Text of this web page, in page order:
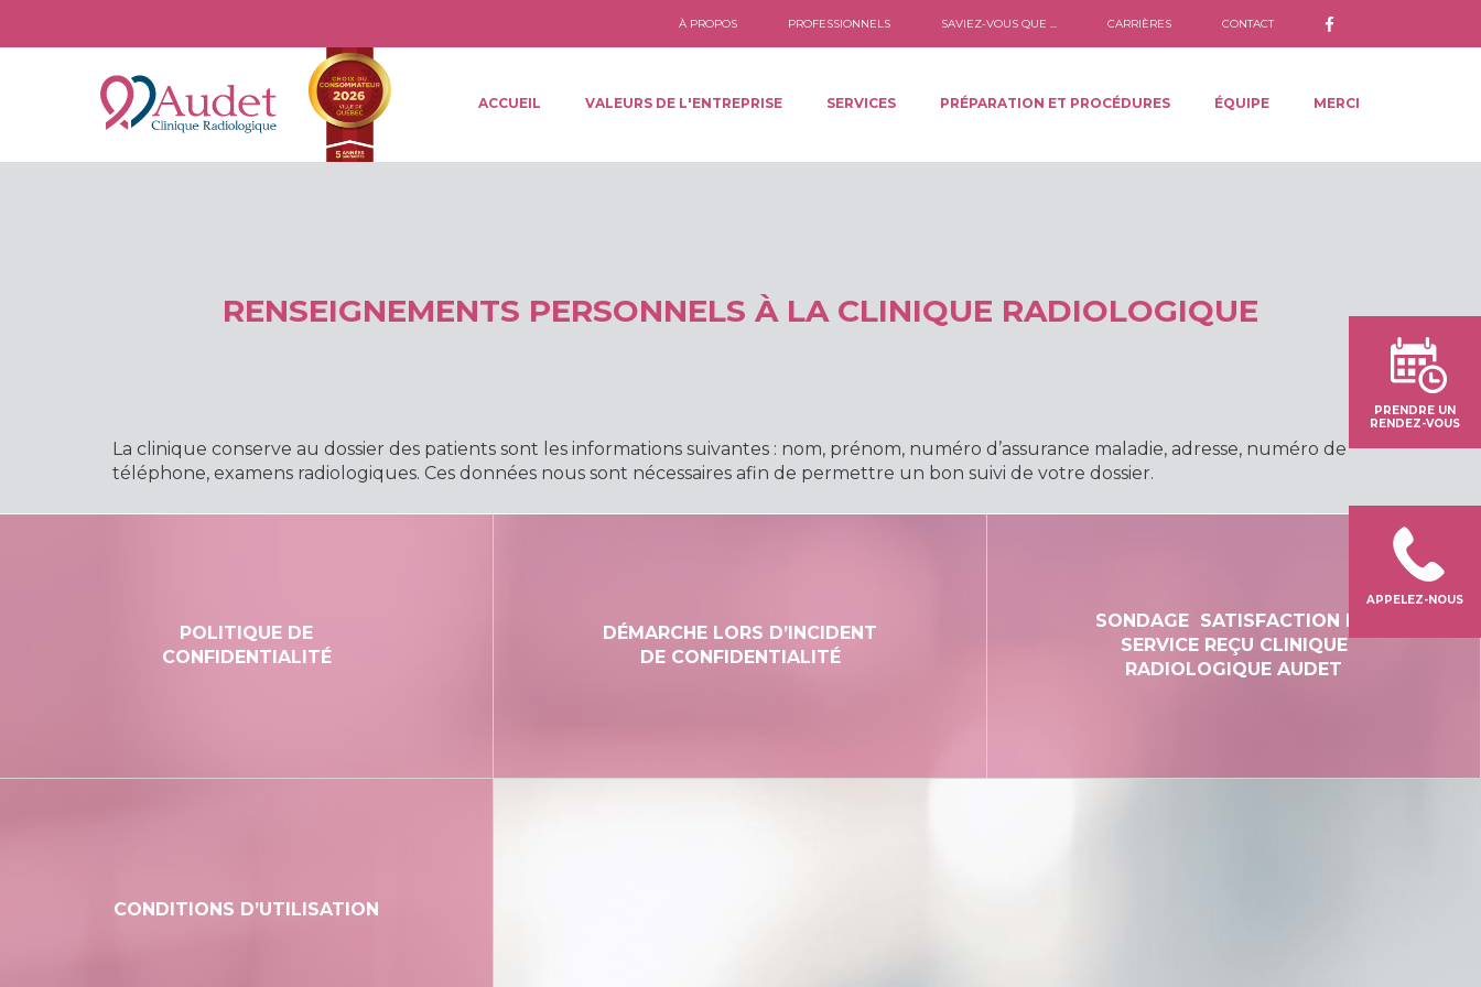
PRENDRE UN
RENDEZ-VOUS
APPELEZ-NOUS
À PROPOS PROFESSIONNELS SAVIEZ-VOUS QUE ... CARRIÈRES CONTACT
ACCUEIL VALEURS DE L'ENTREPRISE SERVICES PRÉPARATION ET PROCÉDURES ÉQUIPE MERCI
RENSEIGNEMENTS PERSONNELS À LA CLINIQUE RADIOLOGIQUE
La clinique conserve au dossier des patients sont les informations suivantes : nom, prénom, numéro d’assurance maladie, adresse, numéro de
téléphone, examens radiologiques. Ces données nous sont nécessaires afin de permettre un bon suivi de votre dossier.
POLITIQUE DE
CONFIDENTIALITÉ
DÉMARCHE LORS D’INCIDENT
DE CONFIDENTIALITÉ
SONDAGE SATISFACTION DU
SERVICE REÇU CLINIQUE
RADIOLOGIQUE AUDET
CONDITIONS D’UTILISATION